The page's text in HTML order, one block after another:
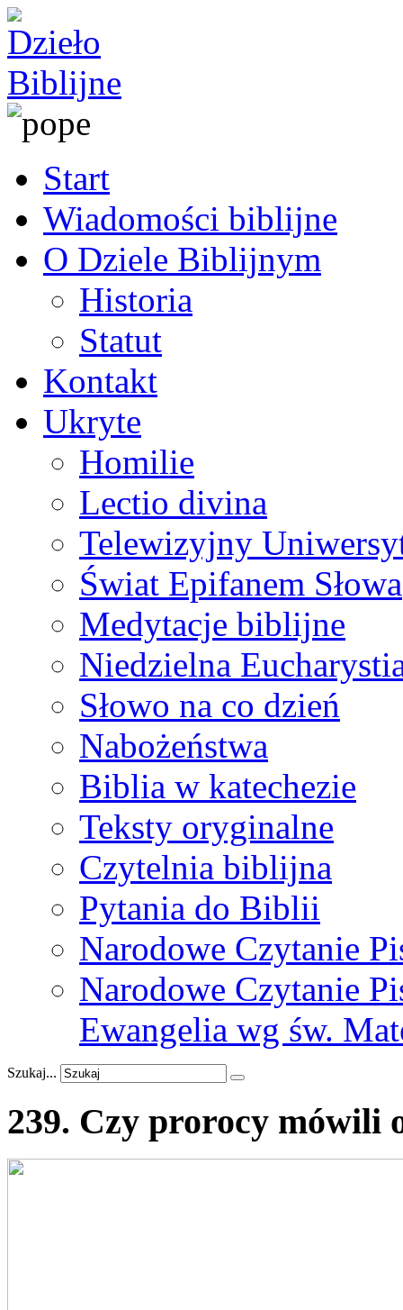
Start
Wiadomości biblijne
O Dziele Biblijnym
Historia
Statut
Kontakt
Ukryte
Homilie
Lectio divina
Telewizyjny
Świat Epifanem Słowa
Medytacje biblijne
Niedzielna
Słowo na co dzień
Nabożeństwa
Biblia w katechezie
Teksty oryginalne
Czytelnia biblijna
Pytania do Biblii
Narodowe Czytanie
Narodowe Czytanie
Ewangelia wg św.
Szukaj...
239. Czy prorocy mówili